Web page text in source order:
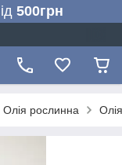
500грн
Олія рослинна